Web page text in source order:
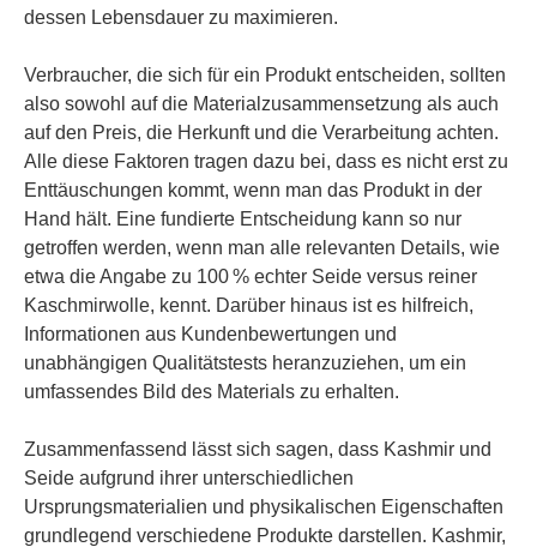
dessen Lebensdauer zu maximieren.
Verbraucher, die sich für ein Produkt entscheiden, sollten
also sowohl auf die Materialzusammensetzung als auch
auf den Preis, die Herkunft und die Verarbeitung achten.
Alle diese Faktoren tragen dazu bei, dass es nicht erst zu
Enttäuschungen kommt, wenn man das Produkt in der
Hand hält. Eine fundierte Entscheidung kann so nur
getroffen werden, wenn man alle relevanten Details, wie
etwa die Angabe zu 100 % echter Seide versus reiner
Kaschmirwolle, kennt. Darüber hinaus ist es hilfreich,
Informationen aus Kundenbewertungen und
unabhängigen Qualitätstests heranzuziehen, um ein
umfassendes Bild des Materials zu erhalten.
Zusammenfassend lässt sich sagen, dass Kashmir und
Seide aufgrund ihrer unterschiedlichen
Ursprungsmaterialien und physikalischen Eigenschaften
grundlegend verschiedene Produkte darstellen. Kashmir,